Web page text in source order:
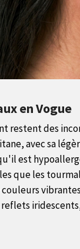
en Vogue
restent des
avec sa
est
que les
reflets